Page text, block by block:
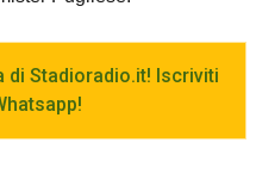
di Stadioradio.it! Iscriviti